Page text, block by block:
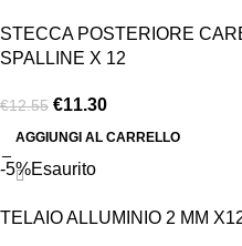
STECCA POSTERIORE
SPALLINE X 12
€12.55 €11.30
AGGIUNGI AL CARRELLO
-5%Esaurito
TELAIO ALLUMINIO 2 MM